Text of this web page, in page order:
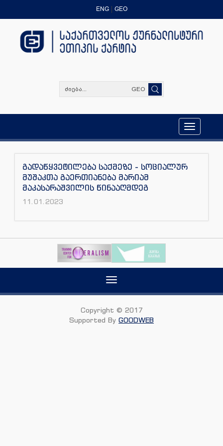
ENG GEO
GEO
Toggle
navigation
გადაწყვეტილება საქმეზე - სოციალურ
მუშაკთა გაერთიანება მარიამ
მაკასარაშვილის წინააღმდეგ
11.01.2023
Toggle
Copyright © 2017
Supported By GOODWEB